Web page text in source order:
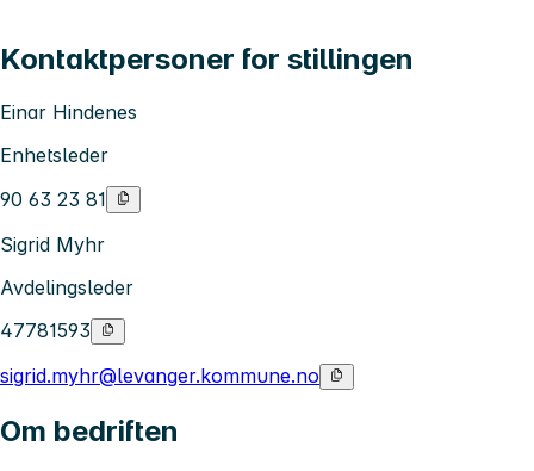
Kontaktpersoner for stillingen
Einar Hindenes
Enhetsleder
90 63 23 81
Sigrid Myhr
Avdelingsleder
47781593
sigrid.myhr@levanger.kommune.no
Om bedriften